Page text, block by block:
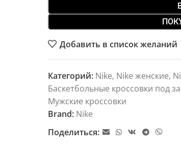
Добавить в список желаний
Категорий: Nike, Nike женские,
Баскетбольные кроссовки под
Мужские кроссовки
Brand: Nike
Поделиться: